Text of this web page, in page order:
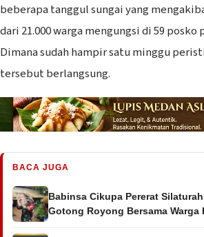
beberapa tanggul sungai yang
dari 21.000 warga mengungsi di 59 posko
Dimana sudah hampir satu minggu
tersebut berlangsung.
BACA JUGA
Babinsa Cikupa Pererat
Gotong Royong Bersama Warga